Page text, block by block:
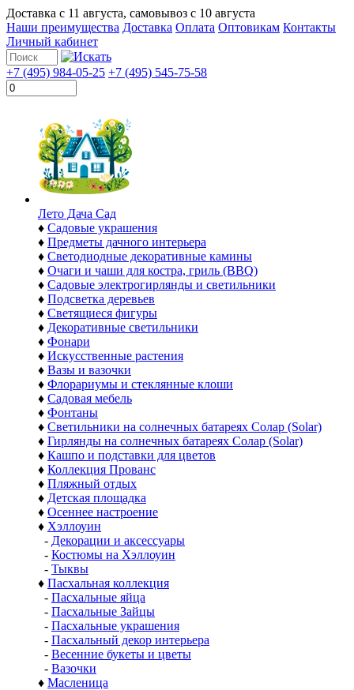
Доставка с 11 августа, самовывоз с 10 августа
Наши преимущества Доставка Оплата Оптовикам Контакты
Личный кабинет
+7 (495) 984-05-25 +7 (495) 545-75-58
Лето Дача Сад
♦ Садовые украшения
♦ Предметы дачного интерьера
♦ Светодиодные декоративные камины
♦ Очаги и чаши для костра, гриль (BBQ)
♦ Садовые электрогирлянды и светильники
♦ Подсветка деревьев
♦ Светящиеся фигуры
♦ Декоративные светильники
♦ Фонари
♦ Искусственные растения
♦ Вазы и вазочки
♦ Флорариумы и стеклянные клоши
♦ Садовая мебель
♦ Фонтаны
♦ Светильники на солнечных батареях Солар (Solar)
♦ Гирлянды на солнечных батареях Солар (Solar)
♦ Кашпо и подставки для цветов
♦ Коллекция Прованс
♦ Пляжный отдых
♦ Детская площадка
♦ Осеннее настроение
♦ Хэллоуин
- Декорации и аксессуары
- Костюмы на Хэллоуин
- Тыквы
♦ Пасхальная коллекция
- Пасхальные яйца
- Пасхальные Зайцы
- Пасхальные украшения
- Пасхальный декор интерьера
- Весенние букеты и цветы
- Вазочки
♦ Масленица